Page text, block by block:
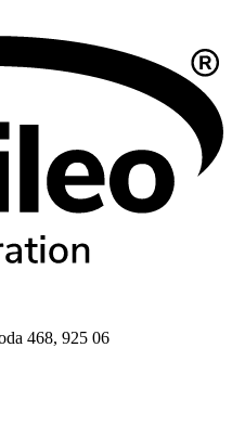
468, 925 06